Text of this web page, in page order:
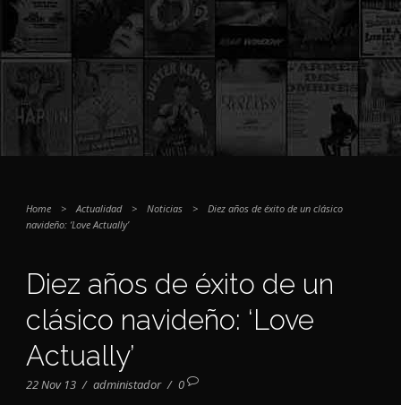
Home > Actualidad > Noticias >
Diez años de éxito de un clásico
navideño: ‘Love Actually’
Diez años de éxito de un
clásico navideño: ‘Love
Actually’
22 Nov 13 / administador / 0